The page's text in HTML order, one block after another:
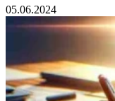
05.06.2024